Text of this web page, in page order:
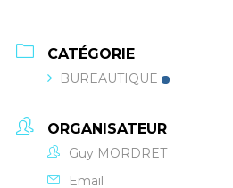
CATÉGORIE
BUREAUTIQUE
ORGANISATEUR
Guy MORDRET
Email